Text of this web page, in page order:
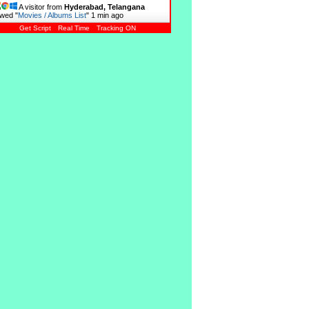
A visitor from Hyderabad, Telangana
"Movies / Albums List" 1 min ago
Get Script Real Time Tracking ON